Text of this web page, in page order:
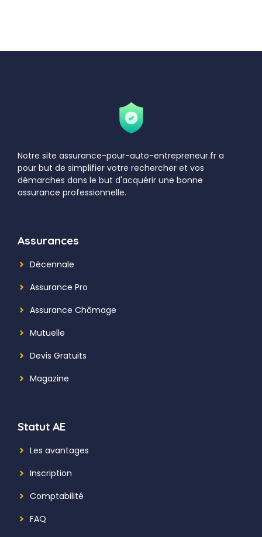
Notre site assurance-pour-auto-entrepreneur.fr a
pour but de simplifier votre rechercher et vos
démarches dans le but d'acquérir une bonne
assurance professionnelle.
Assurances
Décennale
Assurance Pro
Assurance Chômage
Mutuelle
Devis Gratuits
Magazine
Statut AE
Les avantages
Inscription
Comptabilité
FAQ